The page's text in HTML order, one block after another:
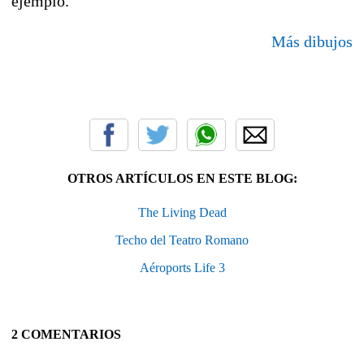
Más dibujos
OTROS ARTÍCULOS EN ESTE BLOG:
The Living Dead
Techo del Teatro Romano
Aéroports Life 3
2 COMENTARIOS